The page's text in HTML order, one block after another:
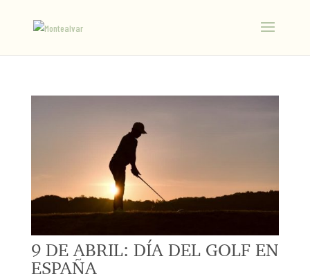
9 DE ABRIL: DÍA DEL GOLF EN
ESPAÑA